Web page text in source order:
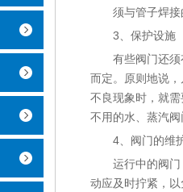
须与管子焊接
3、保护设施
有些阀门还须有
而定。原则地说
不良现象时，就
不用的水、蒸汽
4、阀门的维
运行中的阀门，
动应及时拧紧，